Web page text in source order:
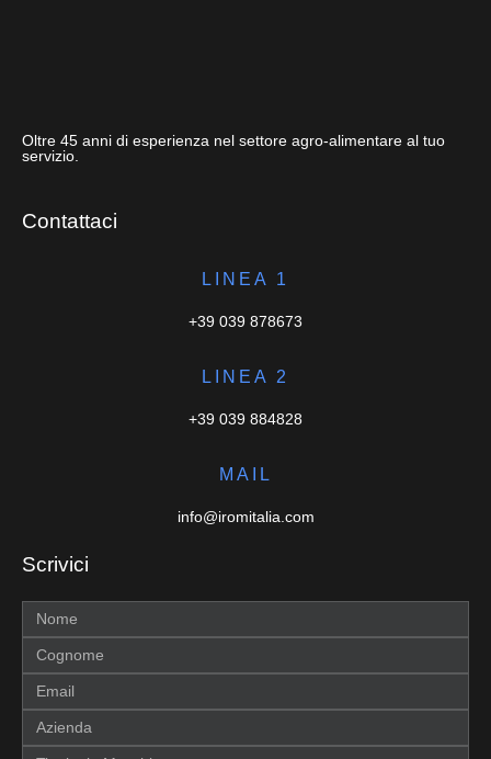
Oltre 45 anni di esperienza nel settore agro-alimentare al tuo
servizio.
Contattaci
LINEA 1
+39 039 878673
LINEA 2
+39 039 884828
MAIL
info@iromitalia.com
Scrivici